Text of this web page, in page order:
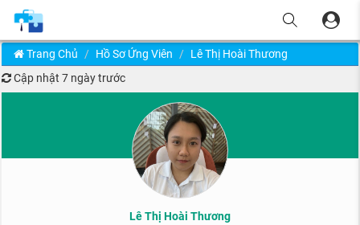
Trang Chủ Hồ Sơ Ứng Viên
Lê Thị Hoài Thương
Cập nhật 7 ngày trước
Lê Thị Hoài Thương